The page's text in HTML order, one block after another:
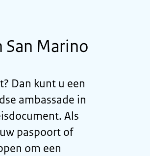
Marino
Dan kunt u een
ambassade in
Als
paspoort of
om een